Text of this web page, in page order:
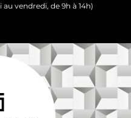
vendredi, de 9h à 14h)